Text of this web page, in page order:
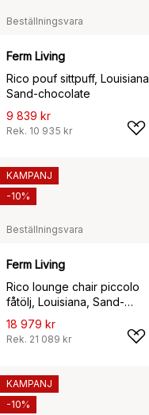
Beställningsvara
Ferm Living
Rico pouf sittpuff, Louisiana,
Sand-chocolate
9 839 kr
Rek. 10 935 kr
Beställningsvara
Ferm Living
Rico lounge chair piccolo
fåtölj, Louisiana, Sand-
chocolate
18 979 kr
Rek. 21 089 kr
KAMPANJ
-10%
KAMPANJ
-10%